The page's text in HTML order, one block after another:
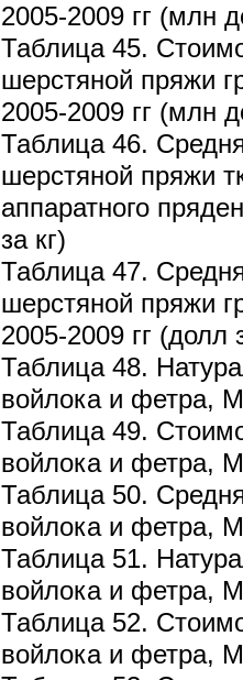
2005-2009 гг (млн
Таблица 45.
шерстяной пряжи
2005-2009 гг (млн
Таблица 46.
шерстяной пряжи
аппаратного
за кг)
Таблица 47.
шерстяной пряжи
2005-2009 гг (долл
Таблица 48.
войлока и фетра,
Таблица 49.
войлока и фетра,
Таблица 50.
войлока и фетра,
Таблица 51.
войлока и фетра,
Таблица 52.
войлока и фетра,